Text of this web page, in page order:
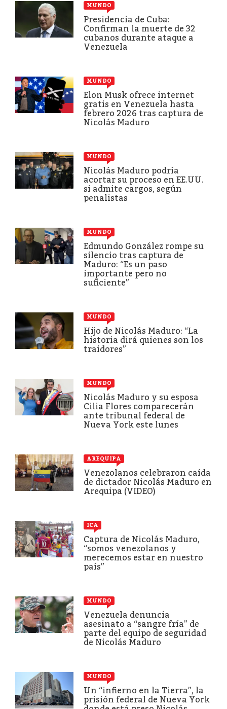
MUNDO
Presidencia de Cuba:
Confirman la muerte de 32
cubanos durante ataque a
Venezuela
MUNDO
Elon Musk ofrece internet
gratis en Venezuela hasta
febrero 2026 tras captura de
Nicolás Maduro
MUNDO
Nicolás Maduro podría
acortar su proceso en EE.UU.
si admite cargos, según
penalistas
MUNDO
Edmundo González rompe su
silencio tras captura de
Maduro: “Es un paso
importante pero no
suficiente”
MUNDO
Hijo de Nicolás Maduro: “La
historia dirá quienes son los
traidores”
MUNDO
Nicolás Maduro y su esposa
Cilia Flores comparecerán
ante tribunal federal de
Nueva York este lunes
AREQUIPA
Venezolanos celebraron caída
de dictador Nicolás Maduro en
Arequipa (VIDEO)
ICA
Captura de Nicolás Maduro,
“somos venezolanos y
merecemos estar en nuestro
país”
MUNDO
Venezuela denuncia
asesinato a “sangre fría” de
parte del equipo de seguridad
de Nicolás Maduro
MUNDO
Un “infierno en la Tierra”, la
prisión federal de Nueva York